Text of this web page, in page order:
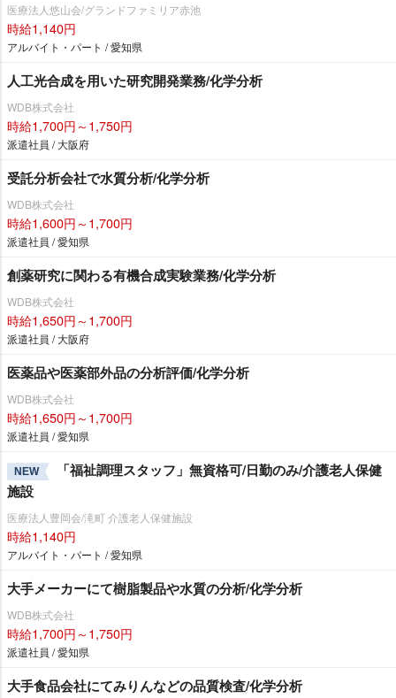
医療法人悠山会/グランドファミリア赤池
時給1,140円
アルバイト・パート / 愛知県
人工光合成を用いた研究開発業務/化学分析
WDB株式会社
時給1,700円～1,750円
派遣社員 / 大阪府
受託分析会社で水質分析/化学分析
WDB株式会社
時給1,600円～1,700円
派遣社員 / 愛知県
創薬研究に関わる有機合成実験業務/化学分析
WDB株式会社
時給1,650円～1,700円
派遣社員 / 大阪府
医薬品や医薬部外品の分析評価/化学分析
WDB株式会社
時給1,650円～1,700円
派遣社員 / 愛知県
NEW
「福祉調理スタッフ」無資格可/日勤のみ/介護老人保健
施設
医療法人豊岡会/滝町 介護老人保健施設
時給1,140円
アルバイト・パート / 愛知県
大手メーカーにて樹脂製品や水質の分析/化学分析
WDB株式会社
時給1,700円～1,750円
派遣社員 / 愛知県
大手食品会社にてみりんなどの品質検査/化学分析